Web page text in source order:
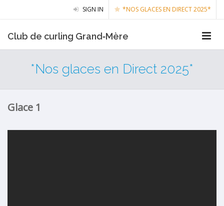
SIGN IN *NOS GLACES EN DIRECT 2025*
Club de curling Grand‑Mère
*Nos glaces en Direct 2025*
Glace 1